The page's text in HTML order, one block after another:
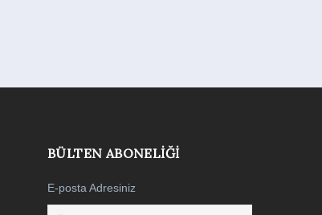
BÜLTEN ABONELIĞI
E-posta Adresiniz